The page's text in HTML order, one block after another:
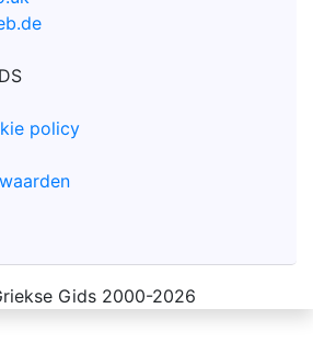
policy
Gids 2000-2026